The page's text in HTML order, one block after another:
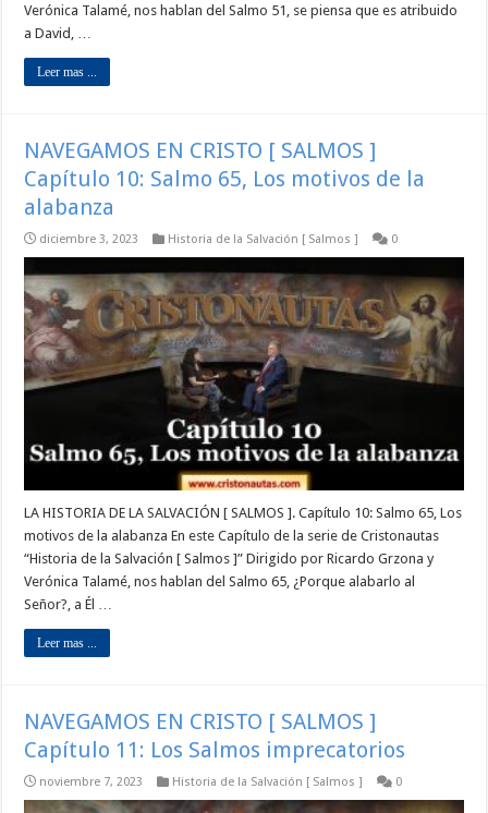
Verónica Talamé, nos hablan del Salmo 51, se piensa que es atribuido
a David, …
Leer mas ...
NAVEGAMOS EN CRISTO [ SALMOS ]
Capítulo 10: Salmo 65, Los motivos de la
alabanza
diciembre 3, 2023 Historia de la Salvación [ Salmos ] 0
LA HISTORIA DE LA SALVACIÓN [ SALMOS ]. Capítulo 10: Salmo 65, Los
motivos de la alabanza En este Capítulo de la serie de Cristonautas
“Historia de la Salvación [ Salmos ]” Dirigido por Ricardo Grzona y
Verónica Talamé, nos hablan del Salmo 65, ¿Porque alabarlo al
Señor?, a Él …
Leer mas ...
NAVEGAMOS EN CRISTO [ SALMOS ]
Capítulo 11: Los Salmos imprecatorios
noviembre 7, 2023 Historia de la Salvación [ Salmos ] 0